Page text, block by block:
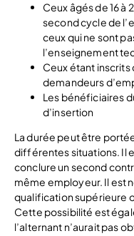
Ceux âgés de 16 à
second cycle de
ceux qui ne sont
l’enseignement
Ceux étant inscrits
demandeurs
Les bénéficiaires
d’insertion
La durée peut être
différentes situations. Il
conclure un second
même employeur. Il est
qualification supérieure
Cette possibilité est
l’alternant n’aurait pas